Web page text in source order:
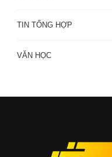
TIN TỔNG HỢP
VĂN HỌC